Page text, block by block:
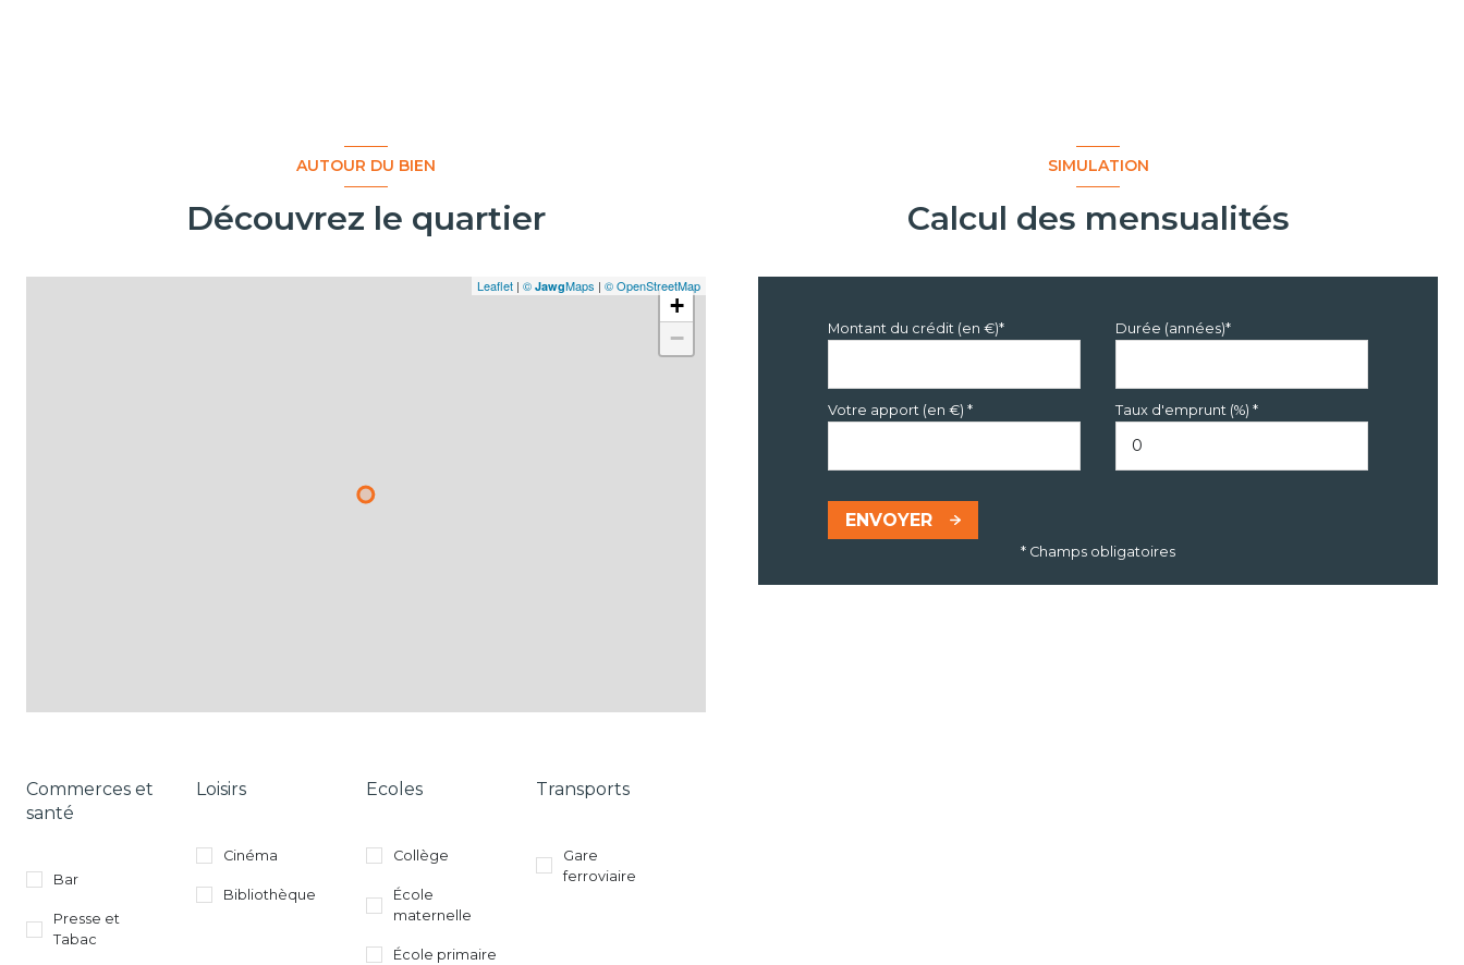
AUTOUR DU BIEN
Découvrez le quartier
+
−
Leaflet | © JawgMaps | © OpenStreetMap
Commerces et
santé
Bar
Presse et
Tabac
Loisirs
Cinéma
Bibliothèque
Ecoles
Collège
École
maternelle
École primaire
Transports
Gare
ferroviaire
SIMULATION
Calcul des mensualités
Montant du crédit (en €)* Durée (années)*
Votre apport (en €) * Taux d'emprunt (%) *
ENVOYER
* Champs obligatoires